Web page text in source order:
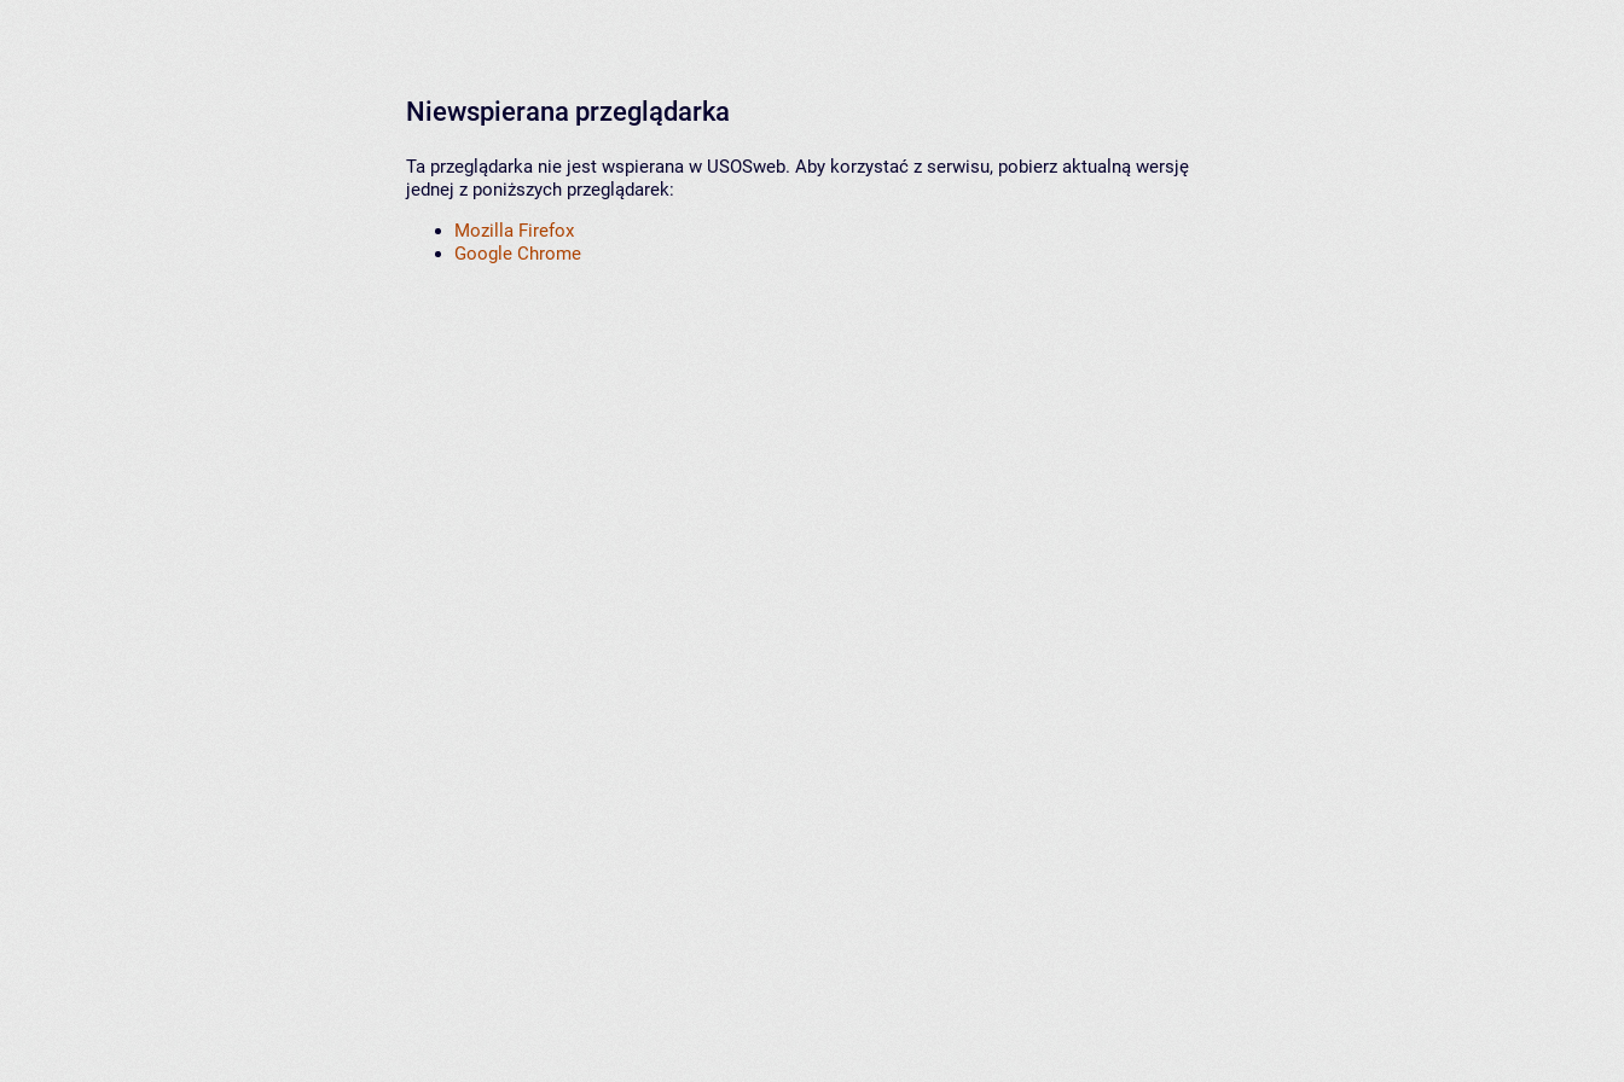
Niewspierana przeglądarka
Ta przeglądarka nie jest wspierana w USOSweb. Aby korzystać z serwisu, pobierz aktualną wersję
jednej z poniższych przeglądarek:
Mozilla Firefox
Google Chrome